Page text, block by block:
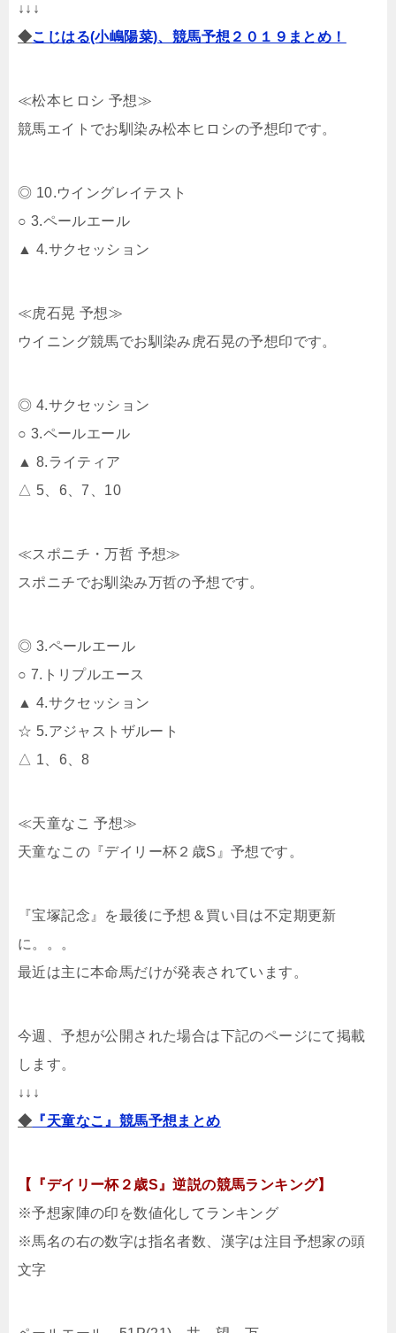
↓↓↓
◆こじはる(小嶋陽菜)、競馬予想２０１９まとめ！
≪松本ヒロシ 予想≫
競馬エイトでお馴染み松本ヒロシの予想印です。
◎ 10.ウイングレイテスト
○ 3.ペールエール
▲ 4.サクセッション
≪虎石晃 予想≫
ウイニング競馬でお馴染み虎石晃の予想印です。
◎ 4.サクセッション
○ 3.ペールエール
▲ 8.ライティア
△ 5、6、7、10
≪スポニチ・万哲 予想≫
スポニチでお馴染み万哲の予想です。
◎ 3.ペールエール
○ 7.トリプルエース
▲ 4.サクセッション
☆ 5.アジャストザルート
△ 1、6、8
≪天童なこ 予想≫
天童なこの『デイリー杯２歳S』予想です。
『宝塚記念』を最後に予想＆買い目は不定期更新
に。。。
最近は主に本命馬だけが発表されています。
今週、予想が公開された場合は下記のページにて掲載
します。
↓↓↓
◆ 『天童なこ』競馬予想まとめ
【『デイリー杯２歳S』逆説の競馬ランキング】
※予想家陣の印を数値化してランキング
※馬名の右の数字は指名者数、漢字は注目予想家の頭
文字